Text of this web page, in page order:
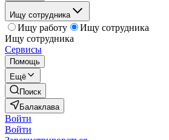
Ищу сотрудника
Ищу работу
Ищу сотрудника
Ищу сотрудника
Сервисы
Помощь
Ещё
Поиск
Балаклава
Войти
Войти